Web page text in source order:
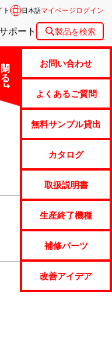
日本語マイページログイン
ポート 製品を検索
閉じる お問い合わせ
よくあるご質問
無料サンプル貸出
カタログ
取扱説明書
生産終了機種
補修パーツ
改善アイデア